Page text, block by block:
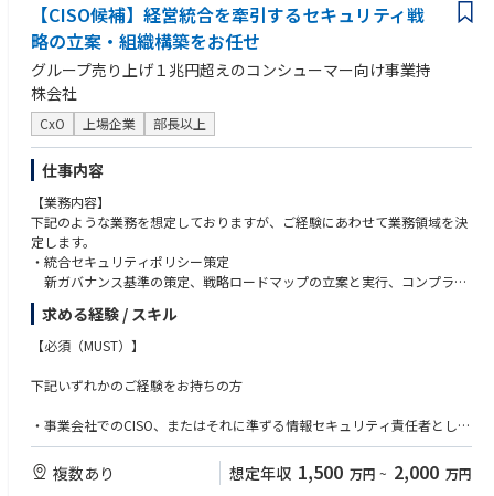
【CISO候補】経営統合を牽引するセキュリティ戦
略の立案・組織構築をお任せ
グループ売り上げ１兆円超えのコンシューマー向け事業持
株会社
CxO 上場企業 部長以上
仕事内容
【業務内容】
下記のような業務を想定しておりますが、ご経験にあわせて業務領域を決
定します。
・統合セキュリティポリシー策定
新ガバナンス基準の策定、戦略ロードマップの立案と実行、コンプライ
アンス対応
・統合プロセスにおけるリスクマネジメント
インシデント防止策の徹底、モニタリング体制の強化
内製部隊と外部パートナーを組み合わせたSOC/CSIRT体制の構築
ングの設計
求める経験 / スキル
【必須（MUST）】
下記いずれかのご経験をお持ちの方
・事業会社でのCISO、またはそれに準ずる情報セキュリティ責任者として
の実務経験（20名以上規模のマネジメント）
・大規模組織におけるガバナンス構築、またはM&Aに伴うPMI（システ
ム・組織統合）の経験
複数あり 想定年収 1,500 万円 ~ 2,000 万円